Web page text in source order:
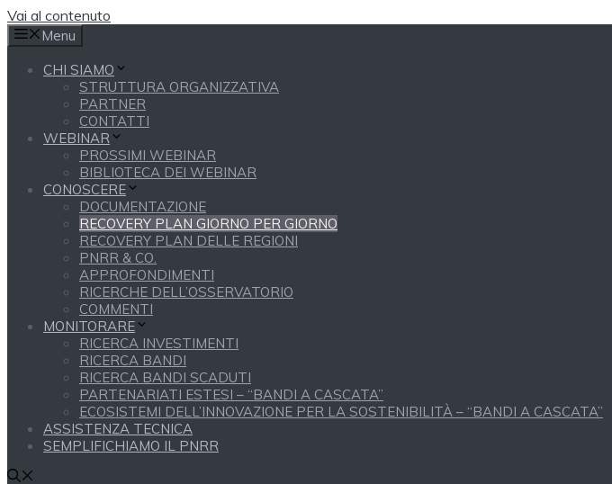
Vai al contenuto
Menu
CHI SIAMO
STRUTTURA ORGANIZZATIVA
PARTNER
CONTATTI
WEBINAR
PROSSIMI WEBINAR
BIBLIOTECA DEI WEBINAR
CONOSCERE
DOCUMENTAZIONE
RECOVERY PLAN GIORNO PER GIORNO
RECOVERY PLAN DELLE REGIONI
PNRR & CO.
APPROFONDIMENTI
RICERCHE DELL’OSSERVATORIO
COMMENTI
MONITORARE
RICERCA INVESTIMENTI
RICERCA BANDI
RICERCA BANDI SCADUTI
PARTENARIATI ESTESI – “BANDI A CASCATA”
ECOSISTEMI DELL’INNOVAZIONE PER LA SOSTENIBILITÀ – “BANDI A CASCATA”
ASSISTENZA TECNICA
SEMPLIFICHIAMO IL PNRR